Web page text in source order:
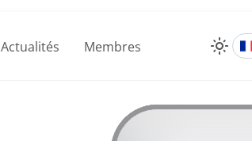
Actualités Membres
“Le Test de Positivité Toxique (TPT) publié
analyse factorielle confirmatoire. Les
correspondait bien aux données.”